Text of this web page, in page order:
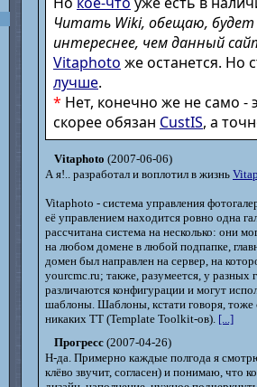
Читать Wiki, обещаю, будет
интереснее, чем данный
Vitaphoto же останется. Но
лучше.
* Нет, конечно же не само -
скорее обязан CustIS, а
Vitaphoto (2007-06-06)
А я!.. разработал и воплотил в жизнь
Vitaphoto - система управления
её управлением находится ровно одна
рассчитана система на несколько: они
на любом домене в любой подпапке,
домен был направлен на сервер, на
yourcmc.ru; также, разумеется, у разных
различаются конфигурации и могут
шаблоны. Шаблоны, кстати говоря, тоже
никаких TT (Template Toolkit-ов). [...]
Прогресс (2007-04-26)
Н-да. Примерно каждые полгода я
клёво звучит, согласен) и понимаю, что